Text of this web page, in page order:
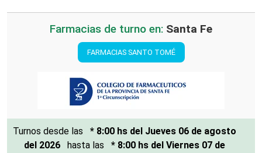
Farmacias de turno en: Santa Fe
FARMACIAS SANTO TOMÉ
Turnosdesde las* 8:00 hs del Jueves 06 de agosto
del 2026 hasta las* 8:00 hs del Viernes 07 de